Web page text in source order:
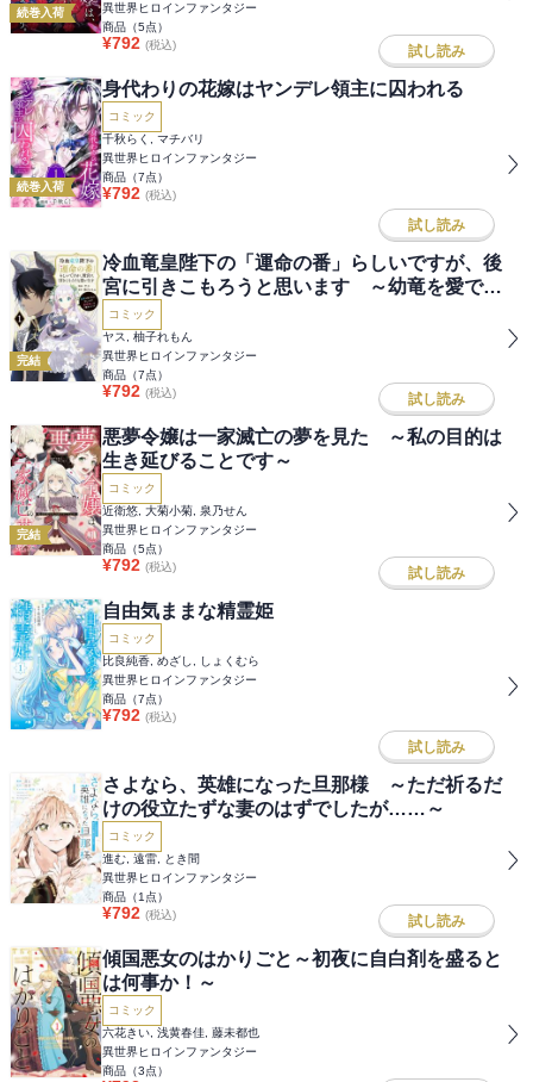
続巻入荷
異世界ヒロインファンタジー
商品（5点）
¥792 (税込) 試し読み
続巻入荷
身代わりの花嫁はヤンデレ領主に囚われる
コミック
千秋らく, マチバリ
異世界ヒロインファンタジー
商品（7点）
¥792 (税込)
試し読み
完結
冷血竜皇陛下の「運命の番」らしいですが、後
宮に引きこもろうと思います ～幼竜を愛でる
のに忙しいので皇后争いはご勝手にどうぞ～
コミック
ヤス, 柚子れもん
異世界ヒロインファンタジー
商品（7点）
¥792 (税込) 試し読み
完結
悪夢令嬢は一家滅亡の夢を見た ～私の目的は
生き延びることです～
コミック
近衛悠, 大菊小菊, 泉乃せん
異世界ヒロインファンタジー
商品（5点）
¥792 (税込) 試し読み
自由気ままな精霊姫
コミック
比良純香, めざし, しょくむら
異世界ヒロインファンタジー
商品（7点）
¥792 (税込)
試し読み
さよなら、英雄になった旦那様 ～ただ祈るだ
けの役立たずな妻のはずでしたが……～
コミック
進む, 遠雷, とき間
異世界ヒロインファンタジー
商品（1 点）
¥792 (税込) 試し読み
傾国悪女のはかりごと～初夜に自白剤を盛ると
は何事か！～
コミック
六花きい, 浅黄春佳, 藤未都也
異世界ヒロインファンタジー
商品（3点）